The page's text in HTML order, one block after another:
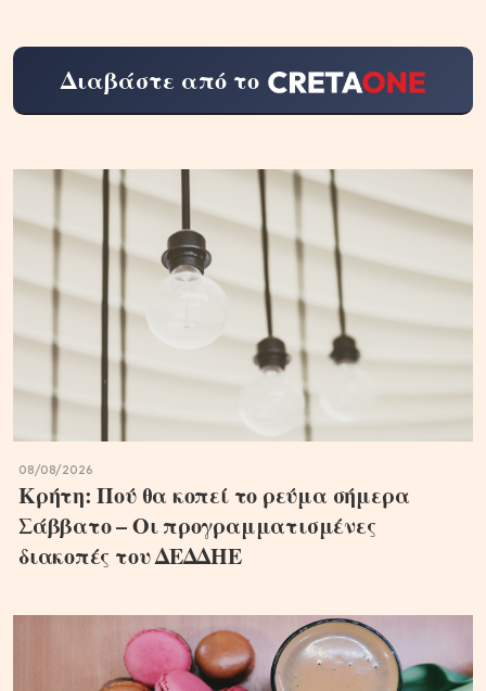
Διαβάστε από το
08/08/2026
Κρήτη: Πού θα κοπεί το ρεύμα σήμερα
Σάββατο – Οι προγραμματισμένες
διακοπές του ΔΕΔΔΗΕ